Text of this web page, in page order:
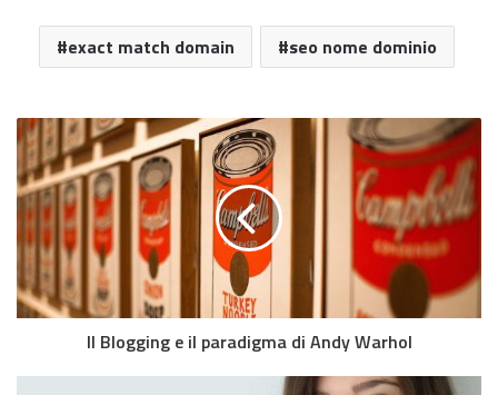
exact match domain seo nome dominio
Il Blogging e il paradigma di Andy Warhol